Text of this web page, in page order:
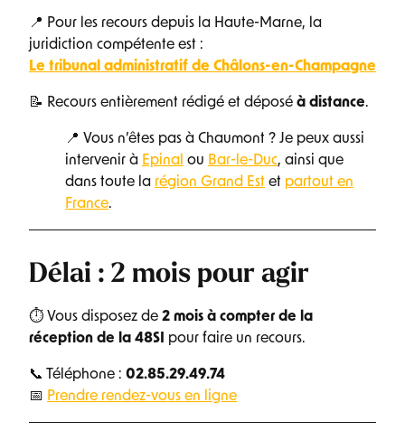
📍 Pour les recours depuis la Haute-Marne, la
juridiction compétente est :
Le tribunal administratif de Châlons-en-Champagne
📝 Recours entièrement rédigé et déposé à distance.
📍 Vous n’êtes pas à Chaumont ? Je peux aussi
intervenir à Epinal ou Bar-le-Duc, ainsi que
dans toute la région Grand Est et partout en
France.
Délai : 2 mois pour agir
⏱ Vous disposez de 2 mois à compter de la
réception de la 48SI
pour faire un recours.
📞 Téléphone : 02.85.29.49.74
📅
Prendre rendez-vous en ligne